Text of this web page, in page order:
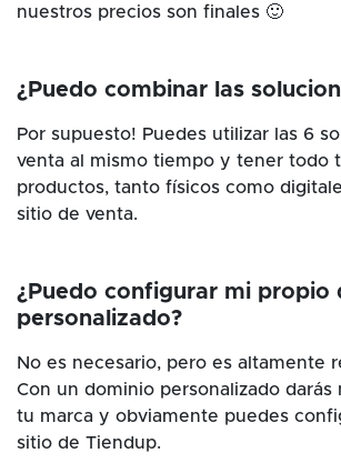
nuestros precios son finales 🙂
¿Puedo combinar las
Por supuesto! Puedes utilizar las 6
venta al mismo tiempo y tener todo
productos, tanto físicos como
sitio de venta.
¿Puedo configurar mi propio
personalizado?
No es necesario, pero es altamente
Con un dominio personalizado darás
tu marca y obviamente puedes
sitio de Tiendup.